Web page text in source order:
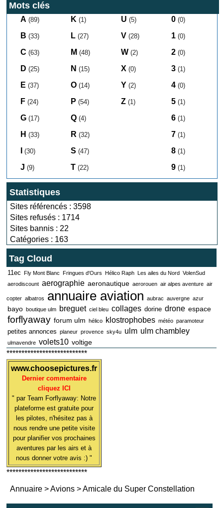
Mots clés
A (89)
B (33)
C (63)
D (25)
E (37)
F (24)
G (17)
H (33)
(30)
J (9)
K (1)
L (27)
M (48)
N (15)
O (14)
P (54)
Q (4)
R (32)
S (47)
T (22)
U (5)
V (28)
W (2)
X (0)
Y (2)
Z (1)
0 (0)
1 (0)
2 (0)
3 (1)
4 (0)
5 (1)
6 (1)
7 (1)
8 (1)
9 (1)
Statistiques
Sites référencés : 3598
Sites refusés : 1714
Sites bannis : 22
Catégories : 163
Tag Cloud
11ec Fly Mont Blanc Fringues d'Ours Hélico Raph Les ailes du Nord VolenSud
aerodiscount aerographie aeronautique aerorouen air alpes aventure air
copter albatros annuaire aviation aubrac auvergne azur
bayo boutique ulm breguet ciel bleu collages dorine drone espace
forflyaway forum ulm hélico klostrophobes météo paramoteur
petites annonces planeur provence sky4u ulm ulm chambley
ulmavendre volets10 voltige
***************************
www.choosepictures.fr
Dernier commentaire
cliquez ICI
" par Team Forflyaway: Notre
plateforme est gratuite pour
les pilotes, n'hésitez pas à
nous rendre une petite visite
pour planifier vos prochaines
aventures par les airs et à
nous donner votre avis :) "
***************************
Annuaire >Avions >Amicale du Super Constellation